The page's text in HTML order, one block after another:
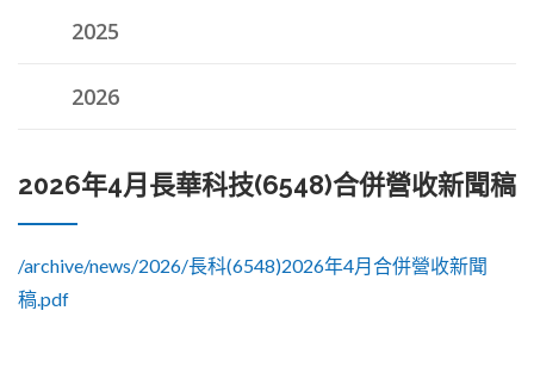
2025
2026
2026年4月長華科技(6548)合併營收新聞稿
/archive/news/2026/長科(6548)2026年4月合併營收新聞
稿.pdf